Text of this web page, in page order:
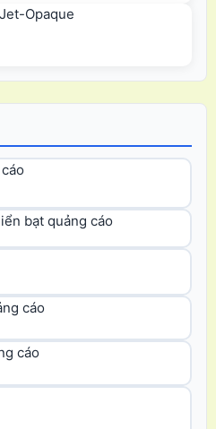
Opaque
bạt quảng cáo
cáo
cáo